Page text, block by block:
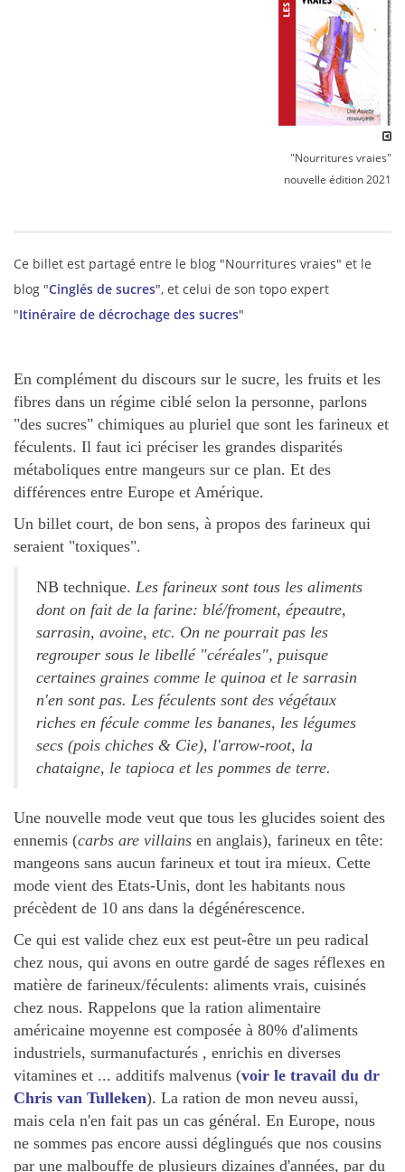
"Nourritures vraies"
nouvelle édition 2021
Ce billet est partagé entre le blog "Nourritures vraies" et le
blog "Cinglés de sucres", et celui de son topo expert
"Itinéraire de décrochage des sucres"
En complément du discours sur le sucre, les fruits et les
fibres dans un régime ciblé selon la personne, parlons
"des sucres" chimiques au pluriel que sont les farineux et
féculents. Il faut ici préciser les grandes disparités
métaboliques entre mangeurs sur ce plan. Et des
différences entre Europe et Amérique.
Un billet court, de bon sens, à propos des farineux qui
seraient "toxiques".
NB technique. Les farineux sont tous les aliments
dont on fait de la farine: blé/froment, épeautre,
sarrasin, avoine, etc. On ne pourrait pas les
regrouper sous le libellé "céréales", puisque
certaines graines comme le quinoa et le sarrasin
n'en sont pas. Les féculents sont des végétaux
riches en fécule comme les bananes, les légumes
secs (pois chiches & Cie), l'arrow-root, la
chataigne, le tapioca et les pommes de terre.
Une nouvelle mode veut que tous les glucides soient des
ennemis (carbs are villains en anglais), farineux en tête:
mangeons sans aucun farineux et tout ira mieux. Cette
mode vient des Etats-Unis, dont les habitants nous
précèdent de 10 ans dans la dégénérescence.
Ce qui est valide chez eux est peut-être un peu radical
chez nous, qui avons en outre gardé de sages réflexes en
matière de farineux/féculents: aliments vrais, cuisinés
chez nous. Rappelons que la ration alimentaire
américaine moyenne est composée à 80% d'aliments
industriels, surmanufacturés , enrichis en diverses
vitamines et ... additifs malvenus (voir le travail du dr
Chris van Tulleken). La ration de mon neveu aussi,
mais cela n'en fait pas un cas général. En Europe, nous
ne sommes pas encore aussi déglingués que nos cousins
par une malbouffe de plusieurs dizaines d'années, par du